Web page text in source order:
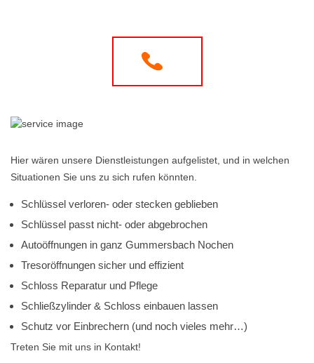
Hier wären unsere Dienstleistungen aufgelistet, und in welchen
Situationen Sie uns zu sich rufen könnten.
Schlüssel verloren- oder stecken geblieben
Schlüssel passt nicht- oder abgebrochen
Autoöffnungen in ganz Gummersbach Nochen
Tresoröffnungen sicher und effizient
Schloss Reparatur und Pflege
Schließzylinder & Schloss einbauen lassen
Schutz vor Einbrechern (und noch vieles mehr…)
Treten Sie mit uns in Kontakt!